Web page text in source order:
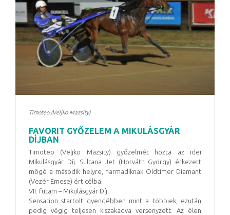
Timoteo (Veljko Mazsity)
FAVORIT GYŐZELEM A MIKULÁSGYÁR
DÍJBAN
Timoteo (Veljko Mazsity) győzelmét hozta az idei
Mikulásgyár Díj. Sultana Jet (Horváth György) érkezett
mögé a második helyre, harmadiknak Oldtimer Diamant
(Vezér Emese) ért célba.
VII. futam – Mikulásgyár Díj:
Sensation startolt gyengébben mint a többiek, ezután
pedig végig teljesen kiszakadva versenyzett. Az élen